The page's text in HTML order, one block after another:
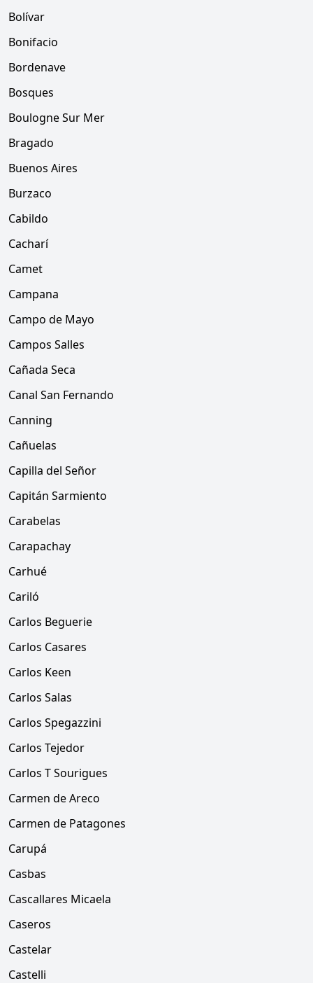
Bolívar
Bonifacio
Bordenave
Bosques
Boulogne Sur Mer
Bragado
Buenos Aires
Burzaco
Cabildo
Cacharí
Camet
Campana
Campo de Mayo
Campos Salles
Cañada Seca
Canal San Fernando
Canning
Cañuelas
Capilla del Señor
Capitán Sarmiento
Carabelas
Carapachay
Carhué
Cariló
Carlos Beguerie
Carlos Casares
Carlos Keen
Carlos Salas
Carlos Spegazzini
Carlos Tejedor
Carlos T Sourigues
Carmen de Areco
Carmen de Patagones
Carupá
Casbas
Cascallares Micaela
Caseros
Castelar
Castelli